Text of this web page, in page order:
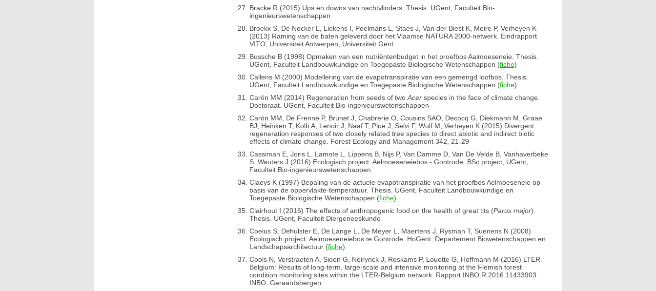
Bracke R (2015) Ups en downs van nachtvlinders. Thesis. UGent, Faculteit Bio-
ingenieurswetenschappen
Broekx S, De Nocker L, Liekens I, Poelmans L, Staes J, Van der Biest K, Meire P, Verheyen K
(2013) Raming van de baten geleverd door het Vlaamse NATURA 2000-netwerk. Eindrapport.
VITO, Universiteit Antwerpen, Universiteit Gent
Bussche B (1998) Opmaken van een nutriëntenbudget in het proefbos Aalmoeseneie. Thesis.
UGent, Faculteit Landbouwkundige en Toegepaste Biologische Wetenschappen (fiche)
Callens M (2000) Modellering van de evapotranspiratie van een gemengd loofbos. Thesis.
UGent, Faculteit Landbouwkundige en Toegepaste Biologische Wetenschappen (fiche)
Carón MM (2014) Regeneration from seeds of twoAcer species in the face of climate change.
Doctoraat. UGent, Faculteit Bio-ingenieurswetenschappen
Carón MM, De Frenne P, Brunet J, Chabrerie O, Cousins SAO, Decocq G, Diekmann M, Graae
BJ, Heinken T, Kolb A, Lenoir J, Naaf T, Plue J, Selvi F, Wulf M, Verheyen K (2015) Divergent
regeneration responses of two closely related tree species to direct abiotic and indirect biotic
effects of climate change. Forest Ecology and Management 342, 21-29
Cassiman E, Joris L, Lamote L, Lippens B, Nijs P, Van Damme D, Van De Velde B, Vanhaverbeke
S, Wauters J (2016) Ecologisch project: Aelmoeseneiebos - Gontrode. BSc project, UGent,
Faculteit Bio-ingenieurswetenschappen
Claeys K (1997) Bepaling van de actuele evapotranspiratie van het proefbos Aelmoeseneie op
basis van de oppervlakte-temperatuur. Thesis. UGent, Faculteit Landbouwkundige en
Toegepaste Biologische Wetenschappen (fiche)
Clairhout I (2016) The effects of anthropogenic food on the health of great tits (Parus major).
Thesis. UGent, Faculteit Diergeneeskunde
Coelus S, Dehulster E, De Lange L, De Meyer L, Maertens J, Rysman T, Suenens N (2008)
Ecologisch project: Aelmoeseneiebos te Gontrode. HoGent, Departement Biowetenschappen en
Landschapsarchitectuur (fiche)
Cools N, Verstraeten A, Sioen G, Neirynck J, Roskams P, Louette G, Hoffmann M (2016) LTER-
Belgium: Results of long-term, large-scale and intensive monitoring at the Flemish forest
condition monitoring sites within the LTER-Belgium network. Rapport INBO.R.2016.11433903.
INBO, Geraardsbergen